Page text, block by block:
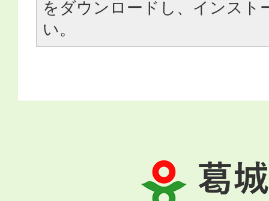
をダウンロードし、インスト
い。
葛
城